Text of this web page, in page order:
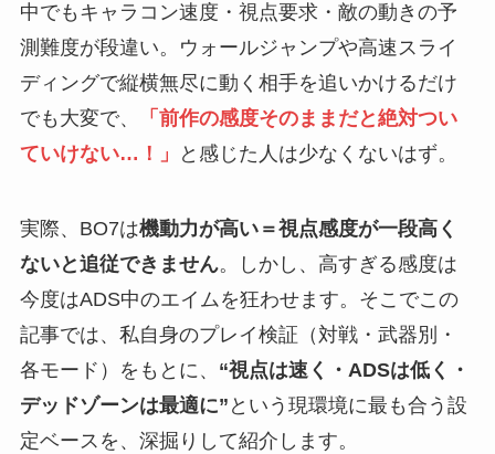
中でもキャラコン速度・視点要求・敵の動きの予
測難度が段違い。ウォールジャンプや高速スライ
ディングで縦横無尽に動く相手を追いかけるだけ
でも大変で、
「前作の感度そのままだと絶対つい
ていけない…！」
と感じた人は少なくないはず。
実際、BO7は機動力が高い＝視点感度が一段高く
ないと追従できません。しかし、高すぎる感度は
今度はADS中のエイムを狂わせます。そこでこの
記事では、私自身のプレイ検証（対戦・武器別・
各モード）をもとに、 “視点は速く・ADSは低く・
デッドゾーンは最適に” という現環境に最も合う設
定ベースを、深掘りして紹介します。